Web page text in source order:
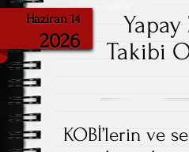
Haziran 14
2026
Takibi
KOBİ’lerin ve